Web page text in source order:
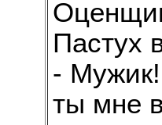
Пастух
-
ты мне